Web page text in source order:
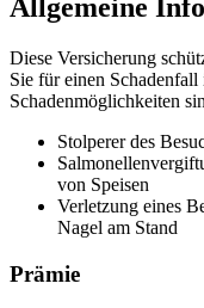
Allgemeine
Diese Versicherung
Sie für einen
Schadenmöglichkeiten
Stolperer des
von Speisen
Verletzung eines
Nagel am Stand
Prämie